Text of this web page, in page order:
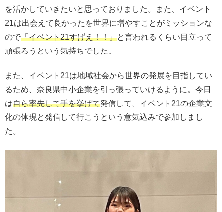
を活かしていきたいと思っておりました。また、イベント
21は出会えて良かったを世界に増やすことがミッションな
ので「イベント21すげえ！！」と言われるくらい目立って
頑張ろうという気持ちでした。
また、イベント21は地域社会から世界の発展を目指してい
るため、奈良県中小企業を引っ張っていけるように。今日
は自ら率先して手を挙げて発信して、イベント21の企業文
化の体現と発信して行こうという意気込みで参加しまし
た。